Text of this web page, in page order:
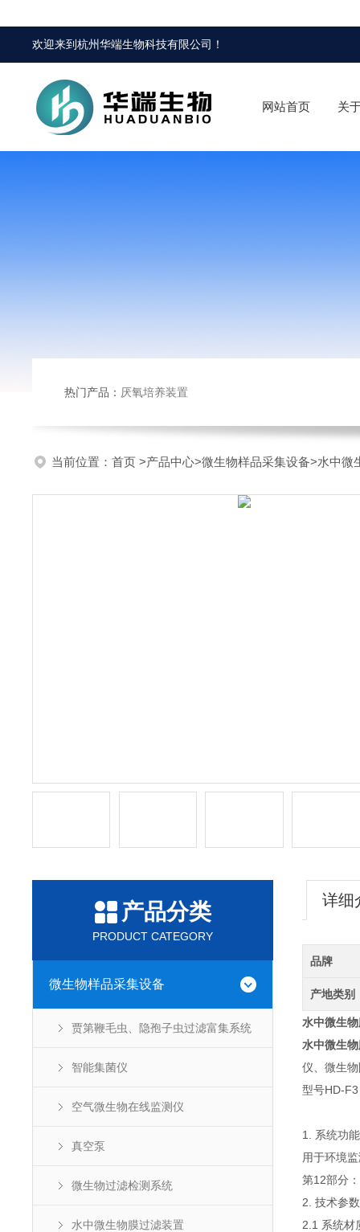
欢迎来到杭州华端生物科技有限公司 ！
网站首页 关
热门产品： 厌氧培养装置
当前位置： 首页 >产品中心>微生物样品采集设备>水中微
产品分类
PRODUCT CATEGORY
微生物样品采集设备
贾第鞭毛虫、隐孢子虫过滤富集系统
智能集菌仪
空气微生物在线监测仪
真空泵
微生物过滤检测系统
水中微生物膜过滤装置
详细
品牌
产地类别
水中微生
水中微生
仪、微生
型号HD-F3
1. 系统功
用于环境
第12部分
2. 技术参
2.1 系统材